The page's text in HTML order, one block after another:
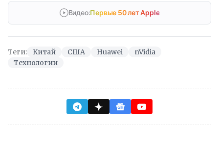
Видео:Первые 50 лет Apple
Теги: Китай США Huawei
nVidia
Технологии